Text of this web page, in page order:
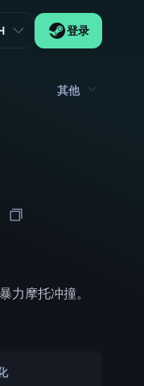
登录
其他
摩托冲撞。